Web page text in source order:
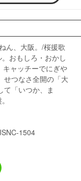
ん、大阪。/桜援歌
おもしろ・おかし
キャッチーでにぎ
せつなさ全開の「大
て「いつか、ま
1504